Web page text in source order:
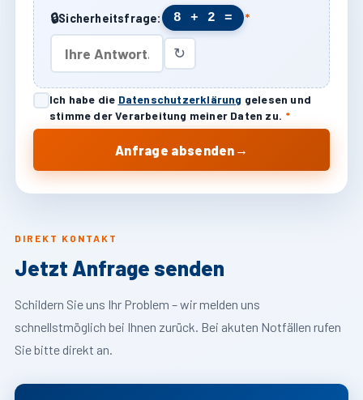
DIREKT KONTAKT
Jetzt Anfrage senden
Schildern Sie uns Ihr Problem – wir melden uns
schnellstmöglich bei Ihnen zurück. Bei akuten Notfällen rufen
Sie bitte direkt an.
🔒Sicherheitsfrage: 8 + 2 = *
↻
Ich habe die Datenschutzerklärung gelesen und
stimme der Verarbeitung meiner Daten zu. *
Anfrage absenden →